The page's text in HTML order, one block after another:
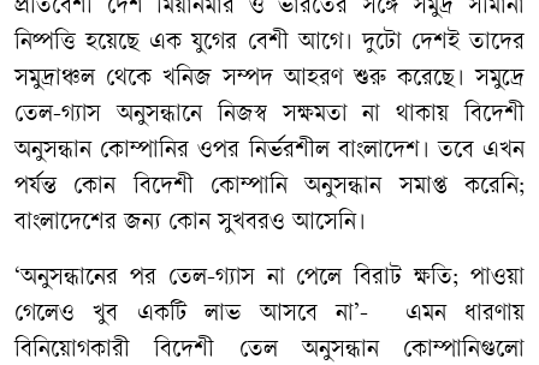
প্রতিবেশী দেশ মিয়ানমার ও ভারতের সঙ্গে সমুদ্র সীমানা
নিষ্পত্তি হয়েছে এক যুগের বেশী আগে। দুটো দেশই তাদের
সমুদ্রাঞ্চল থেকে খনিজ সম্পদ আহরণ শুরু করেছে। সমুদ্রে
তেল-গ্যাস অনুসন্ধানে নিজস্ব সক্ষমতা না থাকায় বিদেশী
অনুসন্ধান কোম্পানির ওপর নির্ভরশীল বাংলাদেশ। তবে এখন
পর্যন্ত কোন বিদেশী কোম্পানি অনুসন্ধান সমাপ্ত করেনি;
বাংলাদেশের জন্য কোন সুখবরও আসেনি।
‘অনুসন্ধানের পর তেল-গ্যাস না পেলে বিরাট ক্ষতি; পাওয়া
গেলেও খুব একটি লাভ আসবে না’- এমন ধারণায়
বিনিয়োগকারী বিদেশী তেল অনুসন্ধান কোম্পানিগুলো